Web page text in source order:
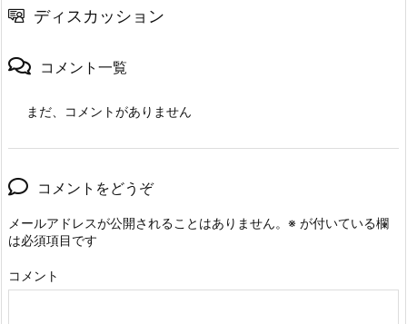
ディスカッション
コメント一覧
まだ、コメントがありません
コメントをどうぞ
メールアドレスが公開されることはありません。 ※ が付いている欄
は必須項目です
コメント